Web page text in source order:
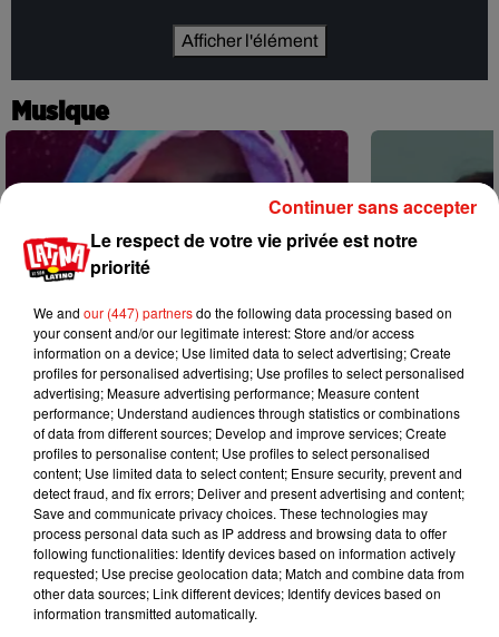
Afficher l'élément
Musique
6 août 2026
Karol G dévoile la tracklist de son
nouvel album… avec des invités...
5 août 2026
Benny
Becky G sur
+ DE MUSIQUE
Mundo Latino
Le respect de votre vie privée est notre
priorité
We and our (447) partnersdo the following data processing based on
your consent and/or our legitimate interest: Store and/or access
information on a device; Use limited data to select advertising; Create
profiles for personalised advertising; Use profiles to select personalised
advertising; Measure advertising performance; Measure content
performance; Understand audiences through statistics or combinations
of data from different sources; Develop and improve services; Create
profiles to personalise content; Use profiles to select personalised
content; Use limited data to select content; Ensure security, prevent and
detect fraud, and fix errors; Deliver and present advertising and content;
Save and communicate privacy choices. These technologies may
process personal data such as IP address and browsing data to offer
following functionalities: Identify devices based on information actively
requested; Use precise geolocation data; Match and combine data from
other data sources; Link different devices; Identify devices based on
information transmitted automatically.
Continuer sans accepter